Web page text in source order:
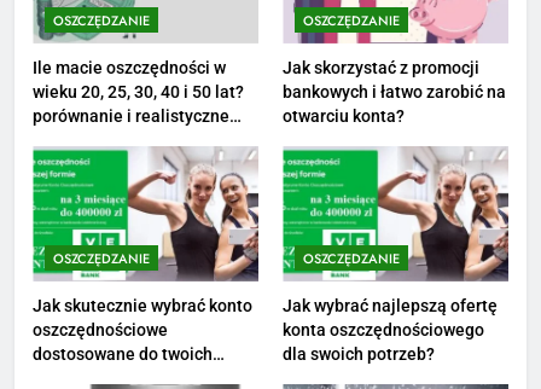
aktualne stawki męskiego
striptizera
ZAROBKI
2
Ile zarabia psycholog szkolny:
poznaj średnie zarobki na tym
stanowisku
ZAROBKI
3
Ile zarabia florysta — średnie
zarobki, dodatki i sposoby na
podwyżkę
ZAROBKI
OSZCZĘDZANIE
Ile macie oszczędności w
wieku 20, 25, 30, 40 i 50 lat?
porównanie i realistyczne
OSZCZĘDZANIE
Jak skorzystać z promocji
bankowych i łatwo zarobić na
otwarciu konta?
OSZCZĘDZANIE
Jak skutecznie wybrać konto
oszczędnościowe
dostosowane do twoich
OSZCZĘDZANIE
Jak wybrać najlepszą ofertę
konta oszczędnościowego
dla swoich potrzeb?